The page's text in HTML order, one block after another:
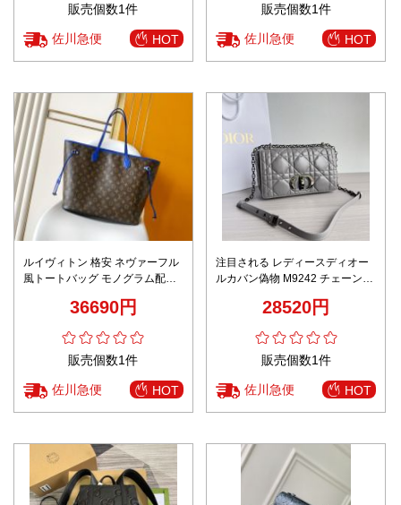
販売個数1件
佐川急便 HOT
販売個数1件
佐川急便 HOT
ルイヴィトン 格安 ネヴァーフル
風トートバッグ モノグラム配色
36690円
販売個数1件
佐川急便 HOT
注目される レディースディオー
ルカバン偽物 M9242 チェーンバ
28520円
販売個数1件
佐川急便 HOT